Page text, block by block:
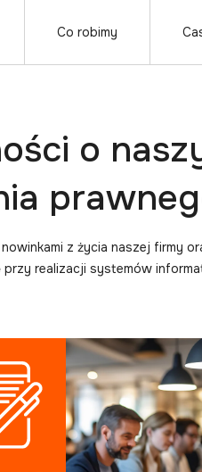
Co robimy
o
z życia naszej firmy
realizacji systemów